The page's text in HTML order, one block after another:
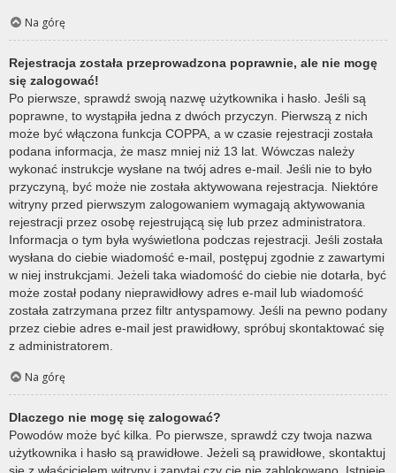
Na górę
Rejestracja została przeprowadzona poprawnie, ale nie mogę
się zalogować!
Po pierwsze, sprawdź swoją nazwę użytkownika i hasło. Jeśli są
poprawne, to wystąpiła jedna z dwóch przyczyn. Pierwszą z nich
może być włączona funkcja COPPA, a w czasie rejestracji została
podana informacja, że masz mniej niż 13 lat. Wówczas należy
wykonać instrukcje wysłane na twój adres e-mail. Jeśli nie to było
przyczyną, być może nie została aktywowana rejestracja. Niektóre
witryny przed pierwszym zalogowaniem wymagają aktywowania
rejestracji przez osobę rejestrującą się lub przez administratora.
Informacja o tym była wyświetlona podczas rejestracji. Jeśli została
wysłana do ciebie wiadomość e-mail, postępuj zgodnie z zawartymi
w niej instrukcjami. Jeżeli taka wiadomość do ciebie nie dotarła, być
może został podany nieprawidłowy adres e-mail lub wiadomość
została zatrzymana przez filtr antyspamowy. Jeśli na pewno podany
przez ciebie adres e-mail jest prawidłowy, spróbuj skontaktować się
z administratorem.
Na górę
Dlaczego nie mogę się zalogować?
Powodów może być kilka. Po pierwsze, sprawdź czy twoja nazwa
użytkownika i hasło są prawidłowe. Jeżeli są prawidłowe, skontaktuj